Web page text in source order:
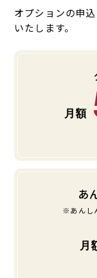
けません。
オプションの申
いたします。
あ
※あんし